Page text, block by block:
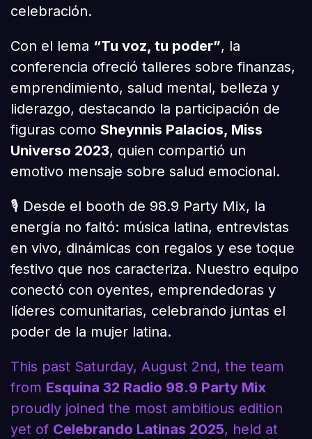
celebración.
Con el lema “Tu voz, tu poder”, la
conferencia ofreció talleres sobre finanzas,
emprendimiento, salud mental, belleza y
liderazgo, destacando la participación de
figuras como Sheynnis Palacios, Miss
Universo 2023, quien compartió un
emotivo mensaje sobre salud emocional.
🎙️ Desde el booth de 98.9 Party Mix, la
energía no faltó: música latina, entrevistas
en vivo, dinámicas con regalos y ese toque
festivo que nos caracteriza. Nuestro equipo
conectó con oyentes, emprendedoras y
líderes comunitarias, celebrando juntas el
poder de la mujer latina.
This past Saturday, August 2nd, the team
from Esquina 32 Radio 98.9 Party Mix
proudly joined the most ambitious edition
yet of Celebrando Latinas 2025, held at